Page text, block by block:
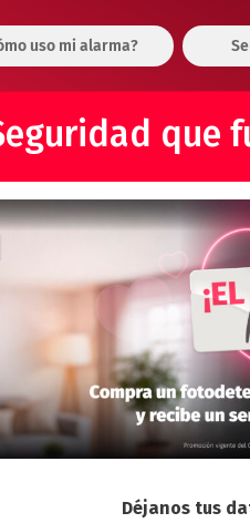
uso mi alarma?
que
Déjanos tus